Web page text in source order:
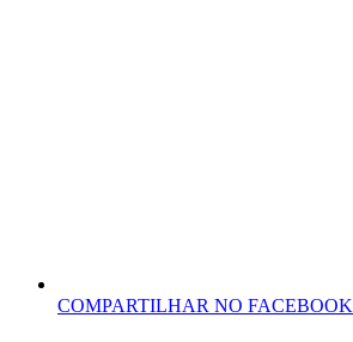
COMPARTILHAR NO FACEBOOK